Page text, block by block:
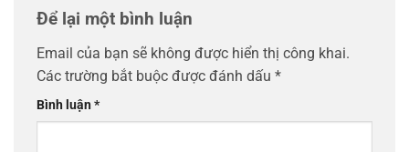
Để lại một bình luận
Email của bạn sẽ không được hiển thị công khai.
Các trường bắt buộc được đánh dấu *
Bình luận*